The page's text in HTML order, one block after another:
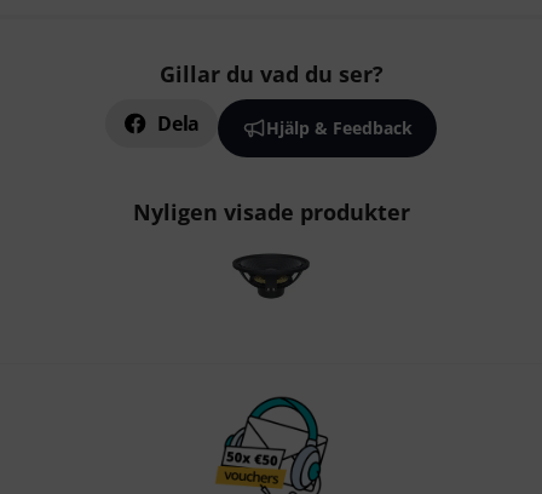
Gillar du vad du ser?
Dela Hjälp & Feedback
Nyligen visade produkter